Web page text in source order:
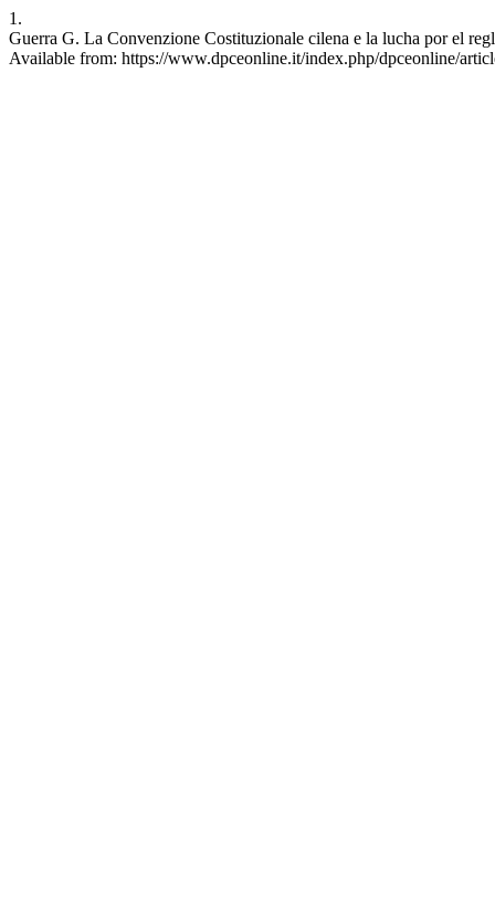
1.
Guerra G. La Convenzione Costituzionale cilena e la lucha por el
Available from: https://www.dpceonline.it/index.php/dpceonline/